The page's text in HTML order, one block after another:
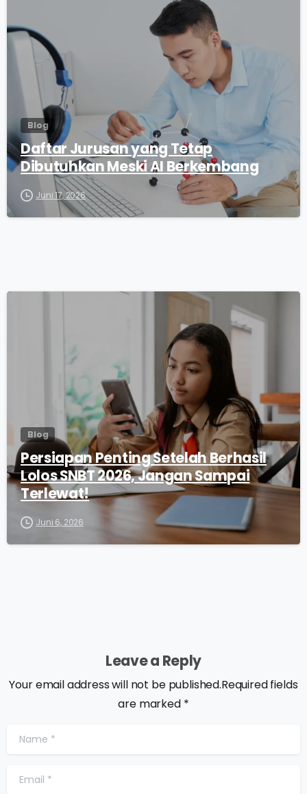
Blog
Daftar Jurusan yang Tetap
Dibutuhkan Meski AI Berkembang
Juni 17, 2026
Blog
Persiapan Penting Setelah Berhasil
Lolos SNBT 2026, Jangan Sampai
Terlewat!
Juni 6, 2026
Leave a Reply
Your email address will not be published.Required fields
are marked *
Name*
Email*